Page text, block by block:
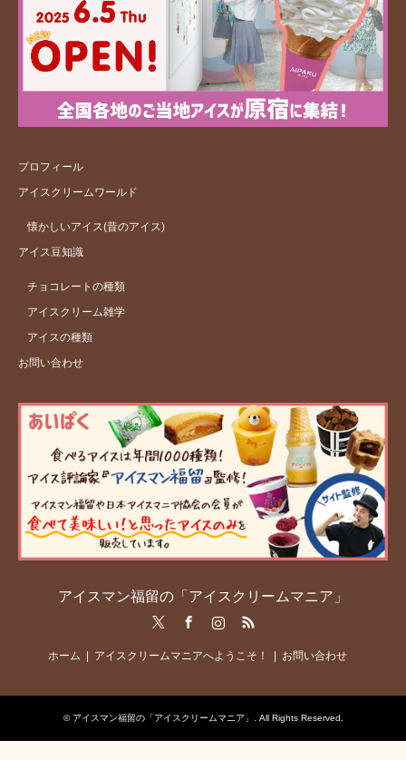
プロフィール
アイスクリームワールド
懐かしいアイス(昔のアイス)
アイス豆知識
チョコレートの種類
アイスクリーム雑学
アイスの種類
お問い合わせ
アイスマン福留の「アイスクリームマニア」
RSS
ホーム アイスクリームマニアへようこそ！ お問い合わせ
© アイスマン福留の「アイスクリームマニア」 . All Rights Reserved.